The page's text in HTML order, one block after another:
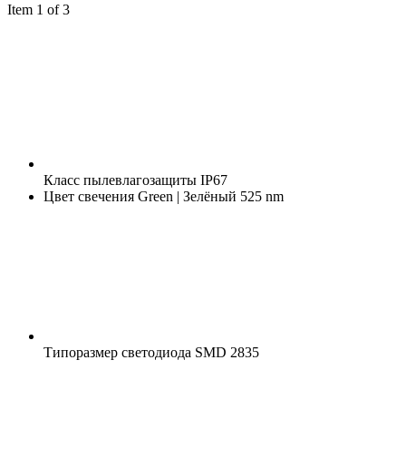
Item 1 of 3
Класс пылевлагозащиты IP67
Цвет свечения Green | Зелёный 525 nm
Типоразмер светодиода SMD 2835